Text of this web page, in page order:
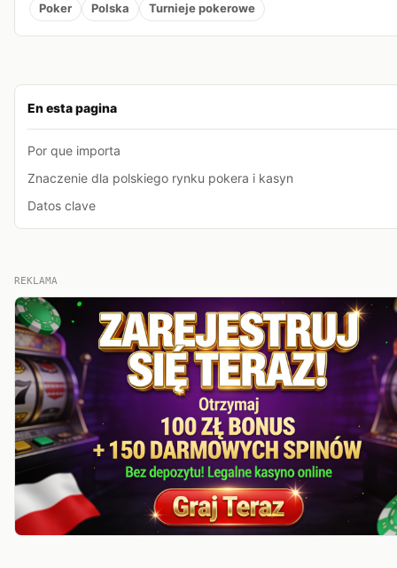
En esta pagina
Por que importa
Znaczenie dla polskiego rynku pokera i kasyn
Datos clave
Poker Polska Turnieje pokerowe
REKLAMA